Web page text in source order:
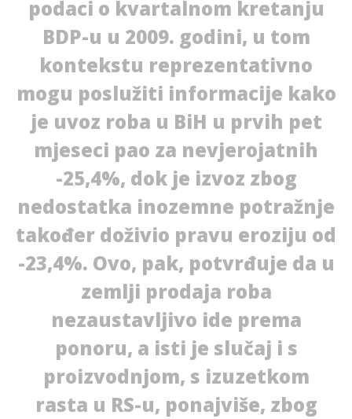
podaci o kvartalnom kretanju
BDP-u u 2009. godini, u tom
kontekstu reprezentativno
mogu poslužiti informacije kako
je uvoz roba u BiH u prvih pet
mjeseci pao za nevjerojatnih
-25,4%, dok je izvoz zbog
nedostatka inozemne potražnje
također doživio pravu eroziju od
-23,4%. Ovo, pak, potvrđuje da u
zemlji prodaja roba
nezaustavljivo ide prema
ponoru, a isti je slučaj i s
proizvodnjom, s izuzetkom
rasta u RS-u, ponajviše, zbog